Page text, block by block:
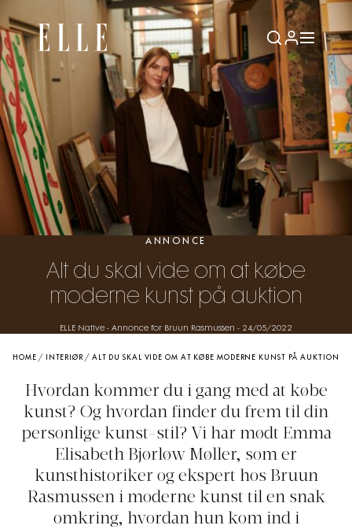
ANNONCE
Alt du skal vide om at købe
moderne kunst på auktion
ELLE Native - Annonce for Bruun Rasmussen - 24/05/2022
HOME / INTERIØR / ALT DU SKAL VIDE OM AT KØBE MODERNE KUNST PÅ AUKTION
Hvordan kommer du i gang med at købe
kunst? Og hvordan finder du frem til din
personlige kunst-stil? Vi har mødt Emma
Elisabeth Bjørløw Møller, som er
kunsthistoriker og ekspert hos Bruun
Rasmussen i moderne kunst til en snak
omkring, hvordan hun kom ind i